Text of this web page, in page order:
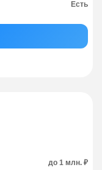
Есть
до 1 млн. ₽